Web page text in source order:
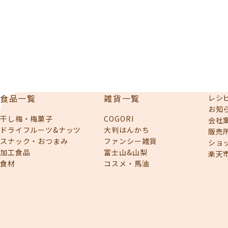
食品一覧
干し梅・梅菓子
ドライフルーツ&ナッツ
スナック・おつまみ
加工食品
食材
雑貨一覧
COGORI
大判はんかち
ファンシー雑貨
富士山&山梨
コスメ・馬油
レシ
お知
会社
販売
ショ
楽天